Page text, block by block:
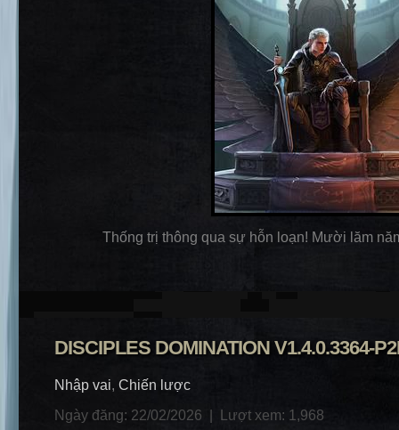
Thống trị thông qua sự hỗn loạn! Mười lăm
DISCIPLES DOMINATION V1.4.0.3364-
Nhập vai, Chiến lược
Ngày đăng: 22/02/2026 | Lượt xem: 1,968